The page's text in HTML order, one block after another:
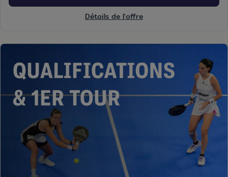
Détails de l'offre